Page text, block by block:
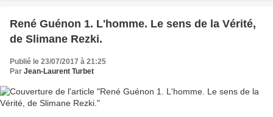
René Guénon 1. L'homme. Le sens de la Vérité,
de Slimane Rezki.
Publié le 23/07/2017 à 21:25
Par Jean-Laurent Turbet